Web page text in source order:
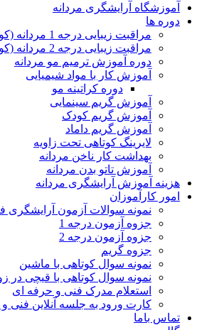
آموزشگاه آرایشگری مردانه
دوره ها
مراقبت زیبایی درجه 1 مردانه (کوتاهی حرفه ای)
مراقبت زیبایی درجه 2 مردانه (کوتاهی مقدماتی)
دوره آموزش ترمیم مو مردانه
آموزش کار با مواد شیمیایی
دوره کراتینه مو
آموزش گریم سینمایی
آموزش گریم کودک
آموزش گریم داماد
لایرینگ کوتاهی تحت زاویه
بهداشت کار ناخن مردانه
آموزش تاتو بدن مردانه
هزینه آموزش آرایشگری مردانه
امور کارآموزان
نمونه سوالات آزمون آرایشگری
جزوه آزمون درجه 1
جزوه آزمون درجه 2
جزوه گریم
نمونه سوال کوتاهی با ماشین
نمونه سوال کوتاهی با قیچی در
استعلام مدرک فنی و حرفه ای
کارت ورود به جلسه آنلاین فنی
تماس باما